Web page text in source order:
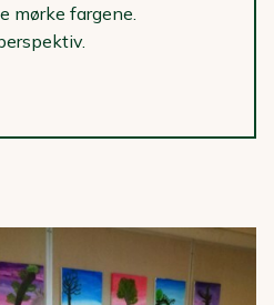
mørke fargene.